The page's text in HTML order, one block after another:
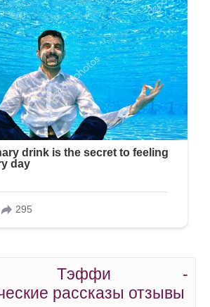
Тэффи -
рассказы отзывы